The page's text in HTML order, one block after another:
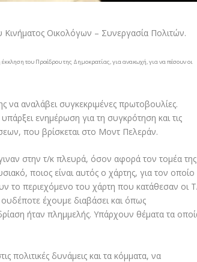
Οικολόγων – Συνεργασία Πολιτών.
του Προέδρου της Δημοκρατίας, για ανακωχή, για να πέσουν οι
να αναλάβει συγκεκριμένες πρωτοβουλίες.
ενημέρωση για τη συγκρότηση και τις
που βρίσκεται στο Μοντ Πελεράν.
στην τ/κ πλευρά, όσον αφορά τον τομέα της
ποιος είναι αυτός ο χάρτης, για τον οποίο
το περιεχόμενο του χάρτη που κατάθεσαν οι
ουδέποτε έχουμε διαβάσει και όπως
ήταν πλημμελής. Υπάρχουν θέματα τα
πολιτικές δυνάμεις και τα κόμματα, να